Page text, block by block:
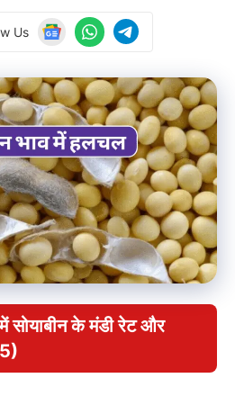
Us
सोयाबीन के मंडी रेट और